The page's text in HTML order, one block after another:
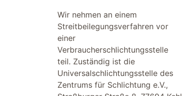
Wir nehmen an einem
Streitbeilegungsverfahren vor
einer
Verbraucherschlichtungsstelle
teil. Zuständig ist die
Universalschlichtungsstelle des
Zentrums für Schlichtung e.V.,